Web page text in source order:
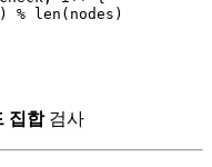
) % len ( nodes )
집합검사